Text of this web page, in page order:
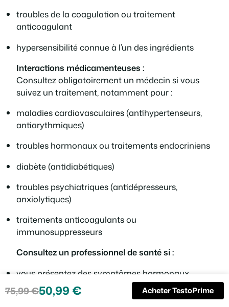
troubles de la coagulation ou traitement
anticoagulant
hypersensibilité connue à l’un des ingrédients
Interactions médicamenteuses :
Consultez obligatoirement un médecin si vous
suivez un traitement, notamment pour :
maladies cardiovasculaires (antihypertenseurs,
antiarythmiques)
troubles hormonaux ou traitements endocriniens
diabète (antidiabétiques)
troubles psychiatriques (antidépresseurs,
anxiolytiques)
traitements anticoagulants ou
immunosuppresseurs
Consultez un professionnel de santé si :
vous présentez des symptômes hormonaux
persistants (fatigue extrême, baisse marquée de
libido, perte musculaire inhabituelle)
75,99€
Le 50,99 €
Le Acheter TestoPrime